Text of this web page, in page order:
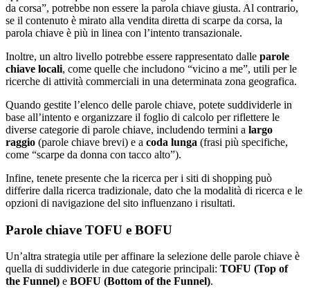
da corsa”, potrebbe non essere la parola chiave giusta. Al contrario,
se il contenuto è mirato alla vendita diretta di scarpe da corsa, la
parola chiave è più in linea con l’intento transazionale.
Inoltre, un altro livello potrebbe essere rappresentato dalle parole
chiave locali, come quelle che includono “vicino a me”, utili per le
ricerche di attività commerciali in una determinata zona geografica.
Quando gestite l’elenco delle parole chiave, potete suddividerle in
base all’intento e organizzare il foglio di calcolo per riflettere le
diverse categorie di parole chiave, includendo termini a largo
raggio (parole chiave brevi) e a coda lunga (frasi più specifiche,
come “scarpe da donna con tacco alto”).
Infine, tenete presente che la ricerca per i siti di shopping può
differire dalla ricerca tradizionale, dato che la modalità di ricerca e le
opzioni di navigazione del sito influenzano i risultati.
Parole chiave TOFU e BOFU
Un’altra strategia utile per affinare la selezione delle parole chiave è
quella di suddividerle in due categorie principali: TOFU (Top of
the Funnel) e BOFU (Bottom of the Funnel).